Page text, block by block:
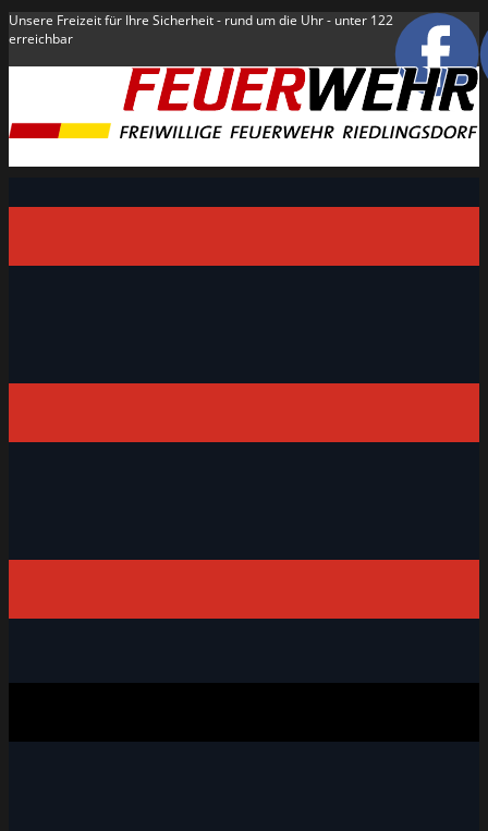
Unsere Freizeit für Ihre Sicherheit - rund um die Uhr - unter 122
erreichbar